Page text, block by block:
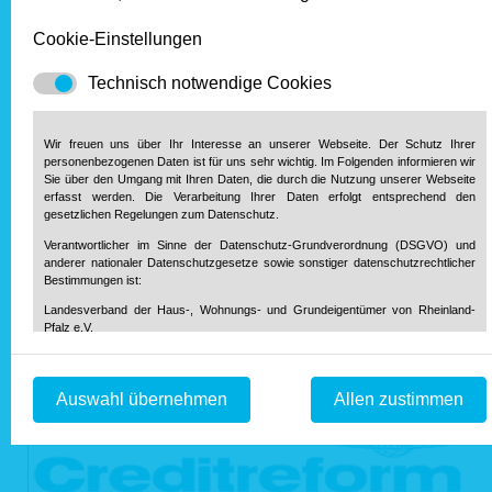
Cookie-Einstellungen
Technisch notwendige Cookies
Wir freuen uns über Ihr Interesse an unserer Webseite. Der Schutz Ihrer
personenbezogenen Daten ist für uns sehr wichtig. Im Folgenden informieren wir
Sie über den Umgang mit Ihren Daten, die durch die Nutzung unserer Webseite
erfasst werden. Die Verarbeitung Ihrer Daten erfolgt entsprechend den
gesetzlichen Regelungen zum Datenschutz.
Verantwortlicher im Sinne der Datenschutz-Grundverordnung (DSGVO) und
anderer nationaler Datenschutzgesetze sowie sonstiger datenschutzrechtlicher
Bestimmungen ist:
Landesverband der Haus-, Wohnungs- und Grundeigentümer von Rheinland-
Pfalz e.V.
Telefon: 0 61 31 / 61 97 20
Telefax: 0 61 31 / 61 98 68
info@hausundgrund-rlp.de
1. Bereitstellung der Webseite und Speicherung in Logfiles
Bei Aufruf unserer Webseite ist es technisch notwendig, dass über Ihren
Auswahl übernehmen Allen zustimmen